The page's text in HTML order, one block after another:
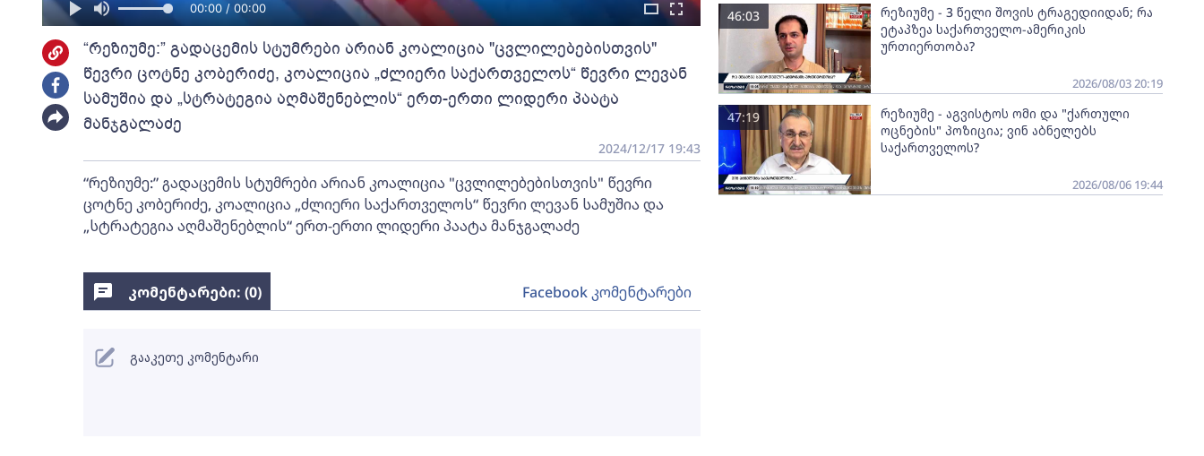
00:00 / 00:00
“რეზიუმე:” გადაცემის სტუმრები არიან კოალიცია "ცვლილებებისთვის"
წევრი ცოტნე კობერიძე, კოალიცია „ძლიერი საქართველოს“ წევრი ლევან
სამუშია და „სტრატეგია აღმაშენებლის“ ერთ-ერთი ლიდერი პაატა
მანჯგალაძე
2024/12/17 19:43
“რეზიუმე:” გადაცემის სტუმრები არიან კოალიცია "ცვლილებებისთვის" წევრი
ცოტნე კობერიძე, კოალიცია „ძლიერი საქართველოს“ წევრი ლევან სამუშია და
„სტრატეგია აღმაშენებლის“ ერთ-ერთი ლიდერი პაატა მანჯგალაძე
რეზიუმე - 3 წელი შოვის ტრაგედიიდან; რა
ეტაპზეა საქართველო-ამერიკის
ურთიერთობა?
46:03
2026/08/03 20:19
რეზიუმე - აგვისტოს ომი და "ქართული
ოცნების" პოზიცია; ვინ აბნელებს
საქართველოს?
47:19
2026/08/06 19:44
კომენტარები: (0) Facebook კომენტარები
გააკეთე კომენტარი